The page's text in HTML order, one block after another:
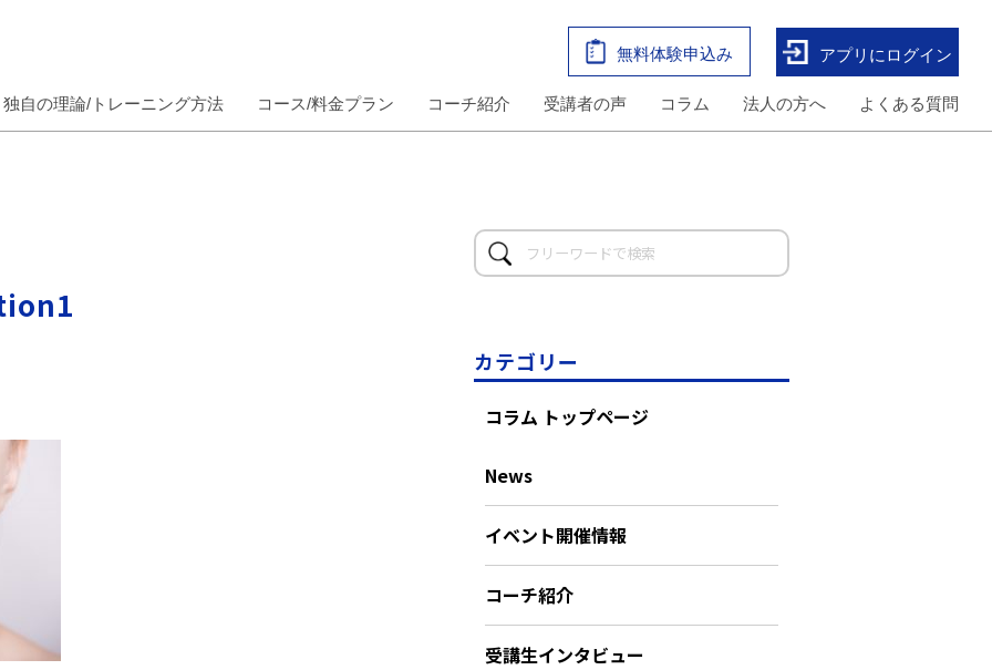
無料体験申込み アプリにログイン
独自の理論/トレーニング方法 コース/料金プラン コーチ紹介 受講者の声 コラム 法人の方へ よくある質問
カテゴリー
コラム トップページ
News
イベント開催情報
コーチ紹介
受講生インタビュー